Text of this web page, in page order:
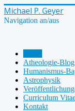
Michael P. Geyer
Navigation an/aus
Atheologie-Blog
Humanismus-
Astrophysik
Curriculum
Kontakt